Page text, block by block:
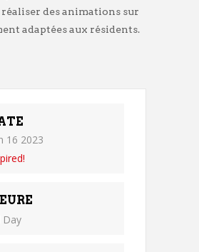
des animations sur
adaptées aux résidents.
16 2023
Day